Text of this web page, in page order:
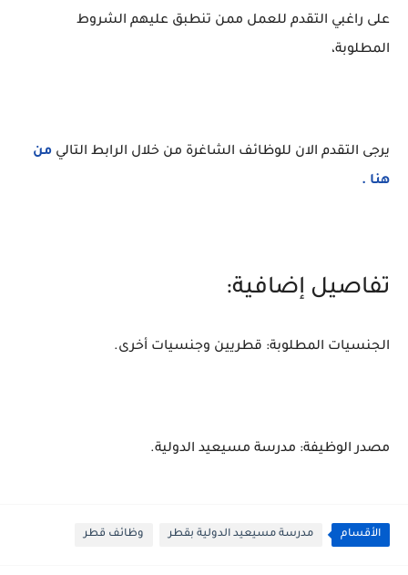
على راغبي التقدم للعمل ممن تنطبق عليهم الشروط
المطلوبة،
يرجى التقدم الان للوظائف الشاغرة من خلال الرابط التالي من
هنا .
تفاصيل إضافية:
الجنسيات المطلوبة: قطريين وجنسيات أخرى.
مصدر الوظيفة: مدرسة مسيعيد الدولية.
الأقسام مدرسة مسيعيد الدولية بقطر وظائف قطر